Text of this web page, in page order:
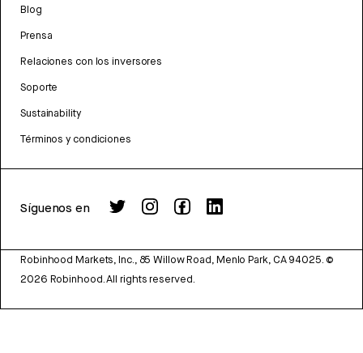
Blog
Prensa
Relaciones con los inversores
Soporte
Sustainability
Términos y condiciones
Síguenos en
Robinhood Markets, Inc., 85 Willow Road, Menlo Park, CA 94025. ©
2026 Robinhood. All rights reserved.